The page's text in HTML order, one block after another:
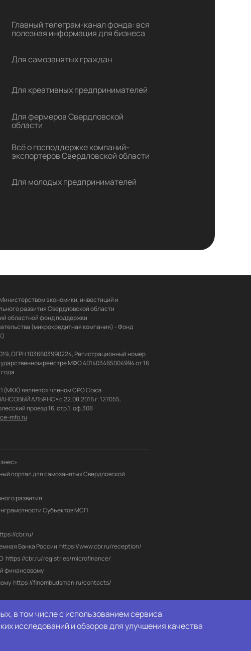
Главный телеграм-канал фонда: вся
полезная информация для бизнеса
Для самозанятых граждан
Для креативных предпринимателей
Для фермеров Свердловской
области
Всё о господдержке компаний-
экспортеров Свердловской области
Для молодых предпринимателей
экономики, инвестиций и
развития Свердловской области
областной фонд поддержки
(микрокредитная компания) - Фонд
ОГРН 1036603990224, Регистрационный номер
реестре МФО 401403465004994 от 16
является членом СРО Союз
АЛЬЯНС» с 22.08.2016 г. 127055,
г. Москва, Полесский проезд 16, стр.1, оф.308
mfo.ru
портал для самозанятых Свердловской
развития
Субъектов МСП
cbr.ru/
Банка России https://www.cbr.ru/reception/
https://cbr.ru/registries/microfinance/
финансовому
https://finombudsman.ru/contacts/
в том числе с использованием сервиса
исследований и обзоров для улучшения качества